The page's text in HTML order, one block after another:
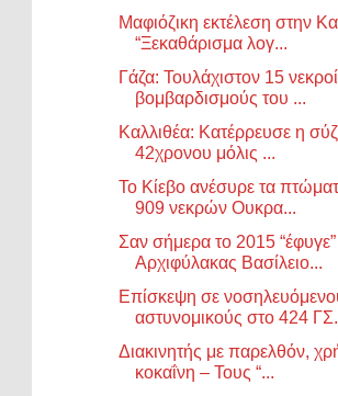
Μαφιόζικη εκτέλεση στην
“Ξεκαθάρισμα λογ...
Γάζα: Τουλάχιστον 15
βομβαρδισμούς του ...
Καλλιθέα: Κατέρρευσε η
42χρονου μόλις ...
Το Κίεβο ανέσυρε τα
909 νεκρών Ουκρα...
Σαν σήμερα το 2015
Αρχιφύλακας Βασίλειο...
Επίσκεψη σε
αστυνομικούς στο 424
Διακινητής με παρελθόν,
κοκαΐνη – Τους “...